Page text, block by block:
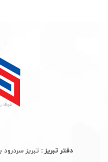
دفتر تبریز : تبریز